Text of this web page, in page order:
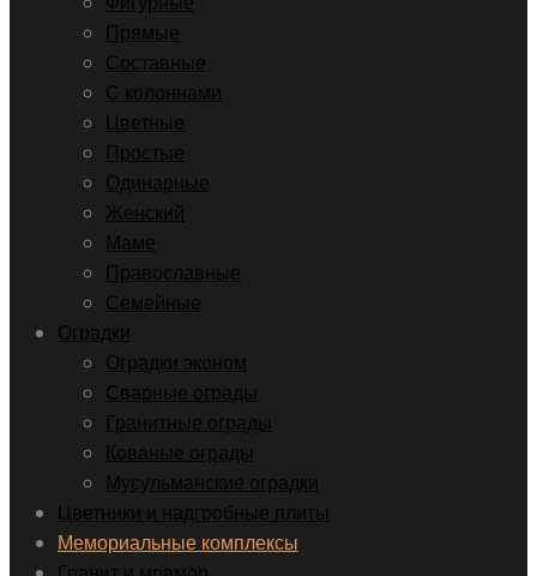
Прямые
Составные
С колоннами
Цветные
Простые
Одинарные
Женский
Маме
Православные
Семейные
Оградки
Оградки эконом
Сварные ограды
Гранитные ограды
Кованые ограды
Мусульманские оградки
Цветники и надгробные плиты
Мемориальные комплексы